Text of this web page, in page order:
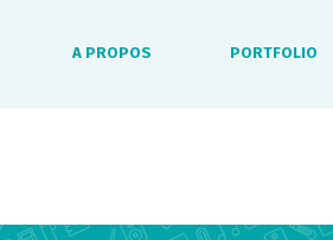
A PROPOS PORTFOLIO